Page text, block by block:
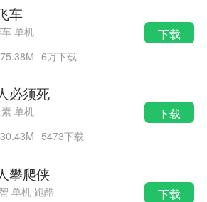
车
单机
75.38M 6万下载
下载
必须死
单机
30.43M 5473下载
下载
攀爬侠
单机 跑酷
下载